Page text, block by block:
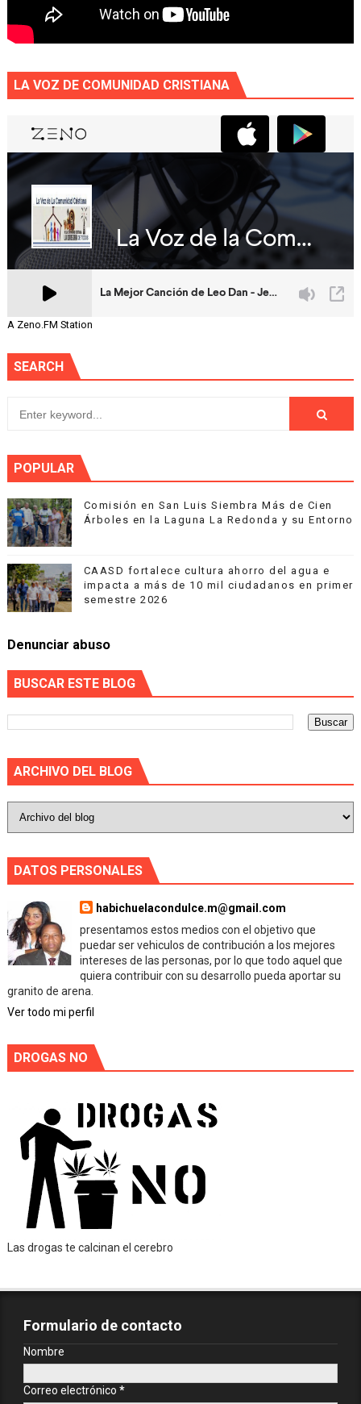
LA VOZ DE COMUNIDAD CRISTIANA
A Zeno.FM Station
SEARCH
POPULAR
Comisión en San Luis Siembra Más de Cien
Árboles en la Laguna La Redonda y su Entorno
CAASD fortalece cultura ahorro del agua e
impacta a más de 10 mil ciudadanos en primer
semestre 2026
Denunciar abuso
BUSCAR ESTE BLOG
ARCHIVO DEL BLOG
DATOS PERSONALES
habichuelacondulce.m@gmail.com
presentamos estos medios con el objetivo que
puedar ser vehiculos de contribución a los mejores
intereses de las personas, por lo que todo aquel que
quiera contribuir con su desarrollo pueda aportar su
granito de arena.
Ver todo mi perfil
DROGAS NO
Las drogas te calcinan el cerebro
Formulario de contacto
Nombre
Correo electrónico *